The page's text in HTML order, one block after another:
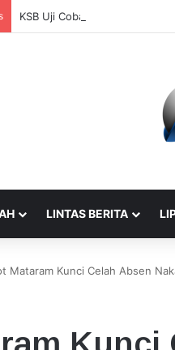
KSB Uji Coba Alat E-Voting
LINTAS BERITA
Mataram Kunci Celah Absen